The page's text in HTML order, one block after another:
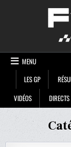
MENU
LES GP
VIDÉOS
DIRECTS